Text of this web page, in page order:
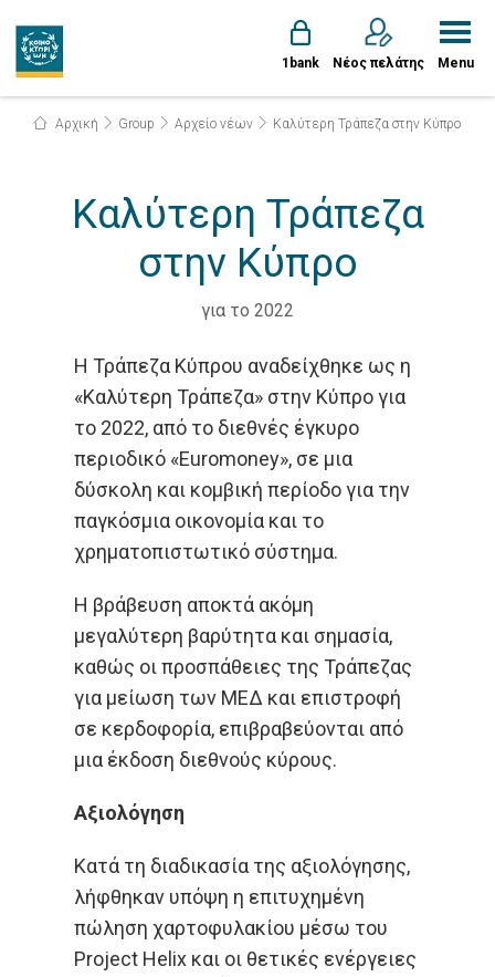
1bank Νέος πελάτης Menu
Αρχική Group Αρχείο νέων Καλύτερη Τράπεζα στην Κύπρο
Καλύτερη Τράπεζα
στην Κύπρο
για το 2022
Η Τράπεζα Κύπρου αναδείχθηκε ως η
«Καλύτερη Τράπεζα» στην Κύπρο για
το 2022, από το διεθνές έγκυρο
περιοδικό «Euromoney», σε μια
δύσκολη και κομβική περίοδο για την
παγκόσμια οικονομία και το
χρηματοπιστωτικό σύστημα.
Η βράβευση αποκτά ακόμη
μεγαλύτερη βαρύτητα και σημασία,
καθώς οι προσπάθειες της Τράπεζας
για μείωση των ΜΕΔ και επιστροφή
σε κερδοφορία, επιβραβεύονται από
μια έκδοση διεθνούς κύρους.
Αξιολόγηση
Κατά τη διαδικασία της αξιολόγησης,
λήφθηκαν υπόψη η επιτυχημένη
πώληση χαρτοφυλακίου μέσω του
Project Helix και οι θετικές ενέργειες